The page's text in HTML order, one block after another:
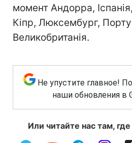
момент Андорра,
Кіпр, Люксембург,
Великобританія.
Не упустите главное!
наши обновления в
Или читайте нас там,